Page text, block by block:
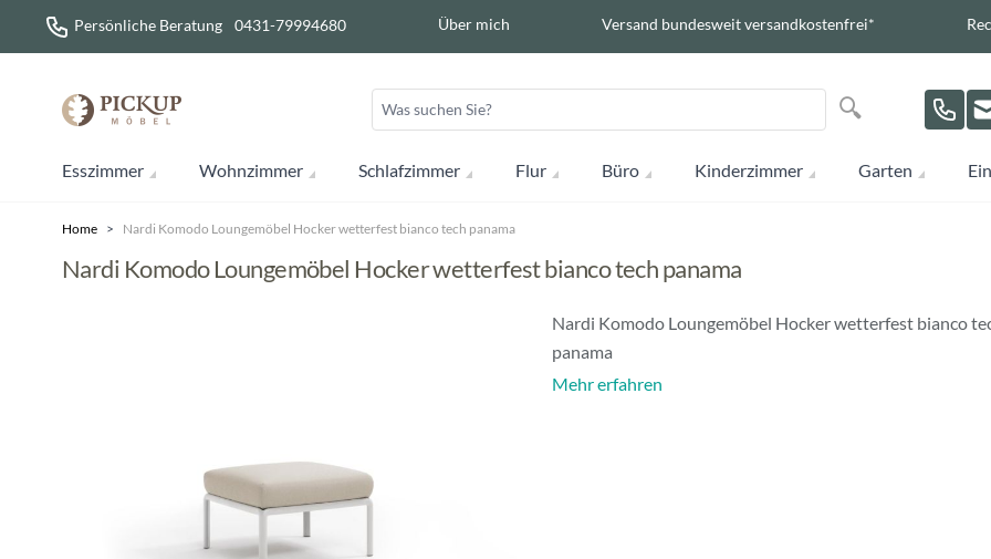
Direkt zum Inhalt
Persönliche Beratung 0431-79994680 Über mich Versand bundesweit versandkostenfrei*
Suche
Suche
Esszimmer Wohnzimmer Schlafzimmer Flur Büro Kinderzimmer Garten
Home > Nardi Komodo Loungemöbel Hocker wetterfest bianco tech panama
Nardi Komodo Loungemöbel Hocker wetterfest bianco tech panama
Nardi Komodo Loungemöbel Hocker wetterfest bianco
panama
Mehr erfahren